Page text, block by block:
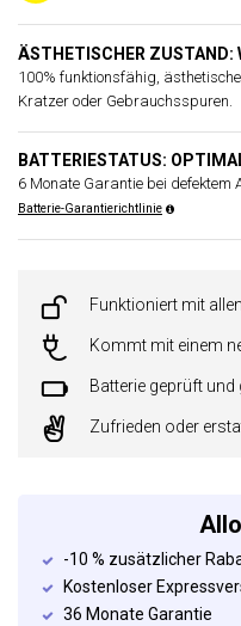
ÄSTHETISCHER ZUSTAND:
100% funktionsfähig,
Kratzer oder Gebrauchsspuren.
BATTERIESTATUS:
6 Monate Garantie bei defektem
Batterie-Garantierichtlinie
Funktioniert mit
Kommt mit einem
Batterie geprüft und
Zufrieden oder
-10 % zusätzlicher
Kostenloser
36 Monate Garantie